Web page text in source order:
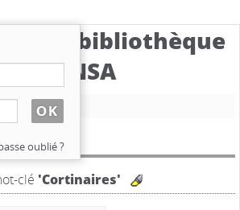
de la bibliothèque
du CBNSA
clé 'Cortinaires'
oublié ?